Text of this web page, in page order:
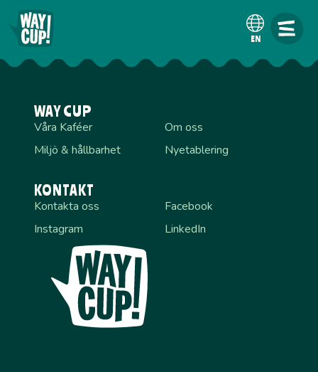
EN
WAY CUP
Våra Kaféer
Om oss
Miljö & hållbarhet
Nyetablering
KONTAKT
Kontakta oss
Facebook
Instagram
LinkedIn